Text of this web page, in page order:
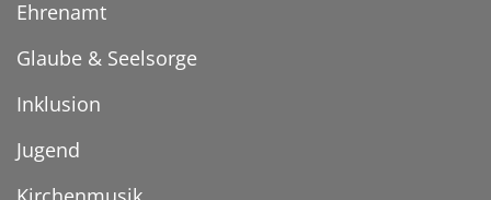
Ehrenamt
Glaube & Seelsorge
Inklusion
Jugend